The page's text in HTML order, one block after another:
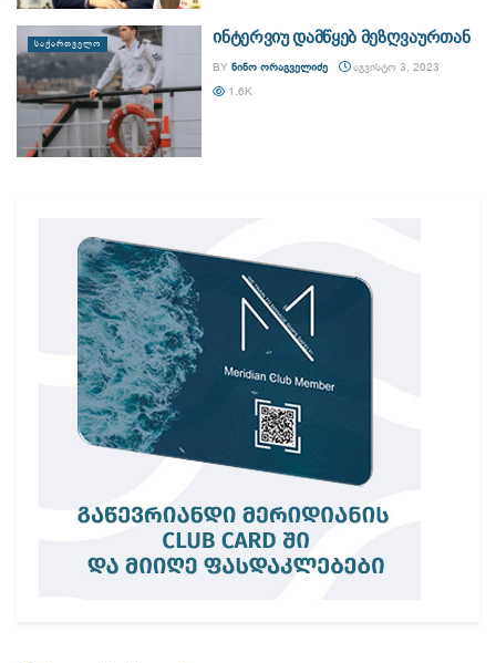
ᲡᲐᲥᲐᲠᲗᲕᲔᲚᲝ ინტერვიუ დამწყებ მეზღვაურთან
BY ᲜᲘᲜᲝ ᲝᲠᲐᲒᲕᲔᲚᲘᲫᲔ
ᲐᲒᲕᲘᲡᲢᲝ 3, 2023
1.6K